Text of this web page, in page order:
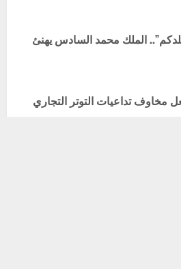
الملك محمد السادس يهنئ
مخاوف تداعيات التوتر التجاري